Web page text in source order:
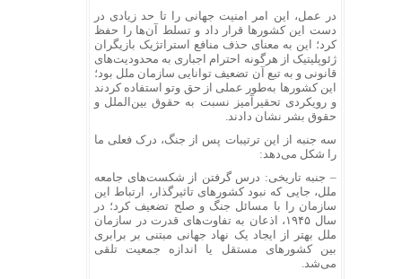
در عمل، این امر امنیت جهانی را تا حد زیادی در
دست این کشور‌ها قرار داد و تسلط آن‌ها را حفظ
کرد؛ این به معنای حذف منافع استراتژیک بازیگران
ژئوپلیتیک از هرگونه احترام اجباری به محدودیت‌های
قانونی و به تبع آن تضعیف توانایی سازمان ملل بود؛
این کشور‌ها به‌طور عملی از حق وتو استفاده کردند
و رویکردی تحقیرآمیز نسبت به حقوق بین‌الملل و
حقوق بشر نشان دادند.
سه جنبه از این ترتیبات پس از جنگ، درک فعلی ما
را شکل می‌دهد:
– جنبه تاریخی: درس گرفتن از شکست‌های جامعه
ملل، جایی که نبود کشور‌های تاثیرگذار، ارتباط این
سازمان را با مسائل جنگ و صلح تضعیف کرد؛ در
سال ۱۹۴۵، اذعان به تفاوت‌های قدرت در سازمان
ملل بهتر از ایجاد یک نهاد جهانی مبتنی بر برابری
بین کشور‌های مستقل یا اندازه جمعیت تلقی
می‌شد.